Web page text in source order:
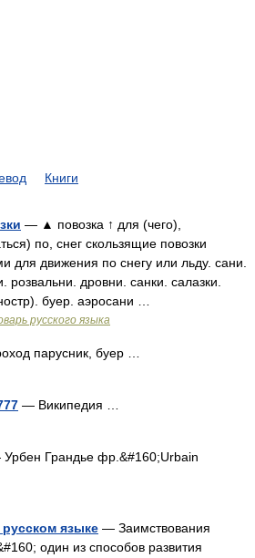
Книги
— ▲ повозка ↑ для (чего),
по, снег скользящие повозки
для движения по снегу или льду. сани.
розвальни. дровни. санки. салазки.
буер. аэросани …
русского языка
парусник, буер …
— Википедия …
Грандье фр.&#160;Urbain
языке — Заимствования
один из способов развития